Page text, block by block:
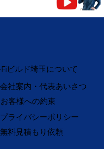
ビルド埼玉について
会社案内・代表あいさつ
お客様への約束
プライバシーポリシー
無料見積もり依頼